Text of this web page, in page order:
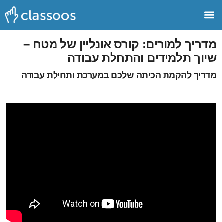
מדריך למורים: קורס אונליין של מטח –
שיוך תלמידים והתחלת עבודה
מדריך להקמת הכיתה שלכם במערכת ותחילת עבודה